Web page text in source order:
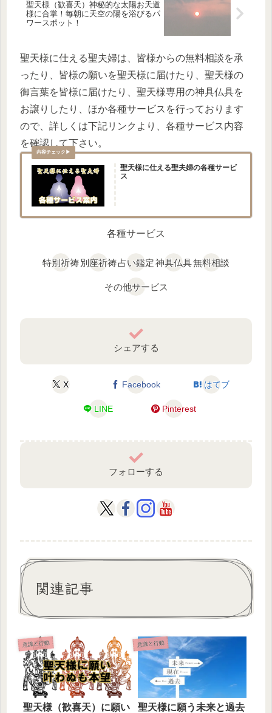
聖天様（歓喜天）神秘的な太陽お天道
様に合掌！毎朝に天空の陽を浴びるパ
ワースポット！
聖天様に仕える聖夫婦は、皆様からの無料相談を承
ったり、皆様の願いを聖天様に届けたり、聖天様の
御言葉を皆様に届けたり、聖天様専用の神具仏具を
お譲りしたり、ほか各種サービスを行っております
ので、詳しくは下記リンクより、各種サービス内容
を確認して下さい。
聖天様に仕える聖夫婦の各種サービ
ス
各種サービス
特別祈祷別座祈祷占い鑑定神具仏具無料相談
その他サービス
シェアする
X Facebook はてブ
LINE Pinterest
フォローする
関連記事
意識と行動
聖天様（歓喜天）に願い
意識と行動
聖天様に願う未来と過去